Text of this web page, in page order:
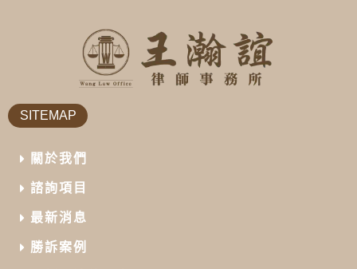
SITEMAP
關於我們
諮詢項目
最新消息
勝訴案例